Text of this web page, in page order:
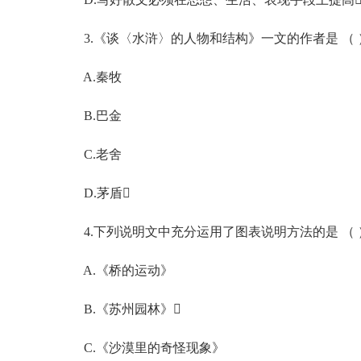
3.《谈〈水浒〉的人物和结构》一文的作者是 （
A.秦牧
B.巴金
C.老舍
D.茅盾
4.下列说明文中充分运用了图表说明方法的是 （
A.《桥的运动》
B.《苏州园林》
C.《沙漠里的奇怪现象》